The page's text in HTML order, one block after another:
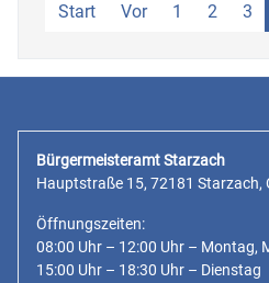
Start Vor 1 2 3
Bürgermeisteramt Starzach
Hauptstraße 15, 72181 Starzach,
Öffnungszeiten:
08:00 Uhr – 12:00 Uhr – Montag,
15:00 Uhr – 18:30 Uhr – Dienstag